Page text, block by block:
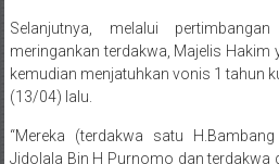
Selanjutnya, melalui
meringankan terdakwa, Majelis Hakim
kemudian menjatuhkan vonis 1 tahun
(13/04) lalu.
“Mereka (terdakwa satu
Jidolala Bin H Purnomo dan terdakwa